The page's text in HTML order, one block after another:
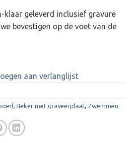
klaar geleverd inclusief gravure
bevestigen op de voet van de
aan verlanglijst
, Beker met graveerplaat, Zwemmen